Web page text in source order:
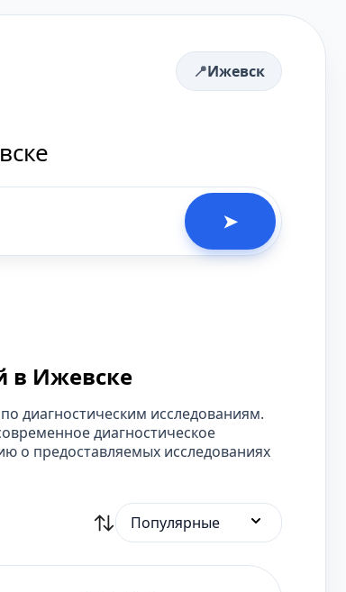
Ижевск
➤
в Ижевске
диагностическим исследованиям.
диагностическое
о предоставляемых исследованиях
Популярные